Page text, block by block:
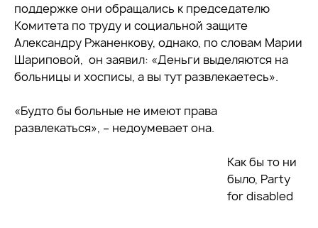
поддержке они обращались к председателю
Комитета по труду и социальной защите
Александру Ржаненкову, однако, по словам Марии
Шариповой, он заявил: «Деньги выделяются на
больницы и хосписы, а вы тут развлекаетесь».
«Будто бы больные не имеют права
развлекаться», – недоумевает она.
Как бы то ни
было, Party
for disabled